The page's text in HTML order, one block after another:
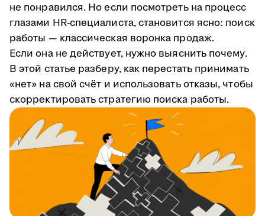
не понравился. Но если посмотреть на процесс
глазами HR-специалиста, становится ясно: поиск
работы — классическая воронка продаж.
Если она не действует, нужно выяснить почему.
В этой статье разберу, как перестать принимать
«нет» на свой счёт и использовать отказы, чтобы
скорректировать стратегию поиска работы.